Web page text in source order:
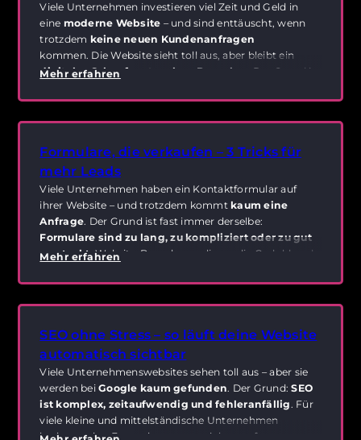
Viele Unternehmen investieren viel Zeit und Geld in
eine moderne Website – und sind enttäuscht, wenn
trotzdem keine neuen Kundenanfragen
kommen. Die Website sieht toll aus, aber bleibt ein
digitales Schaufenster ohne Besucher
. Der Grund ist
Google zeigt sie kaum an, potenzielle Kunden finden
dich nicht – und dein Online-Potenzial bleibt ungenutzt.
Mehr erfahren
Formulare, die verkaufen – 3 Tricks für
mehr Leads
Viele Unternehmen haben ein Kontaktformular auf
ihrer Website – und trotzdem kommt kaum eine
Anfrage. Der Grund ist fast immer derselbe:
Formulare sind zu lang, zu kompliziert oder zu gut
versteckt.Website-Besucher verlieren die Geduld und
gute Nachricht: Mit ein paar simplen Anpassungen wird
dein Formular zumLead-Magneten.
Mehr erfahren
SEO ohne Stress – so läuft deine Website
automatisch sichtbar
Viele Unternehmenswebsites sehen toll aus – aber sie
werden beiGoogle kaum gefunden. Der Grund:SEO
ist komplex, zeitaufwendig und fehleranfällig . Für
viele kleine und mittelständische Unternehmen
bedeutet das: Entweder man verzichtet auf